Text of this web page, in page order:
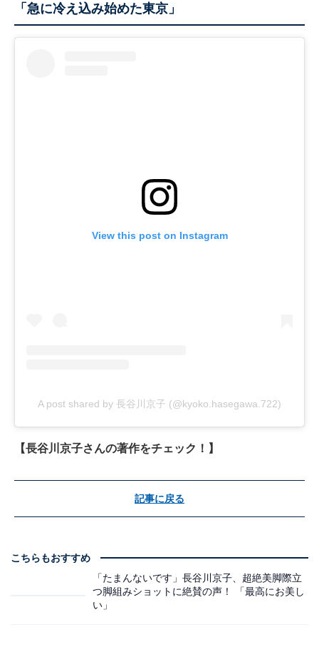
「急に冷え込み始めた東京」
View this post on Instagram
A post shared by 長谷川京子 (@kyoko.hasegawa.722)
【長谷川京子さんの著作をチェック！】
記事に戻る
こちらもおすすめ
「たまんないです」長谷川京子、超絶美脚際立
つ脚組みショットに絶賛の声！ 「最高にお美し
い」